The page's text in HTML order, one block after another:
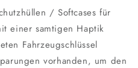
/ Softcases für
einer samtigen Haptik
Fahrzeugschlüssel
vorhanden, um den